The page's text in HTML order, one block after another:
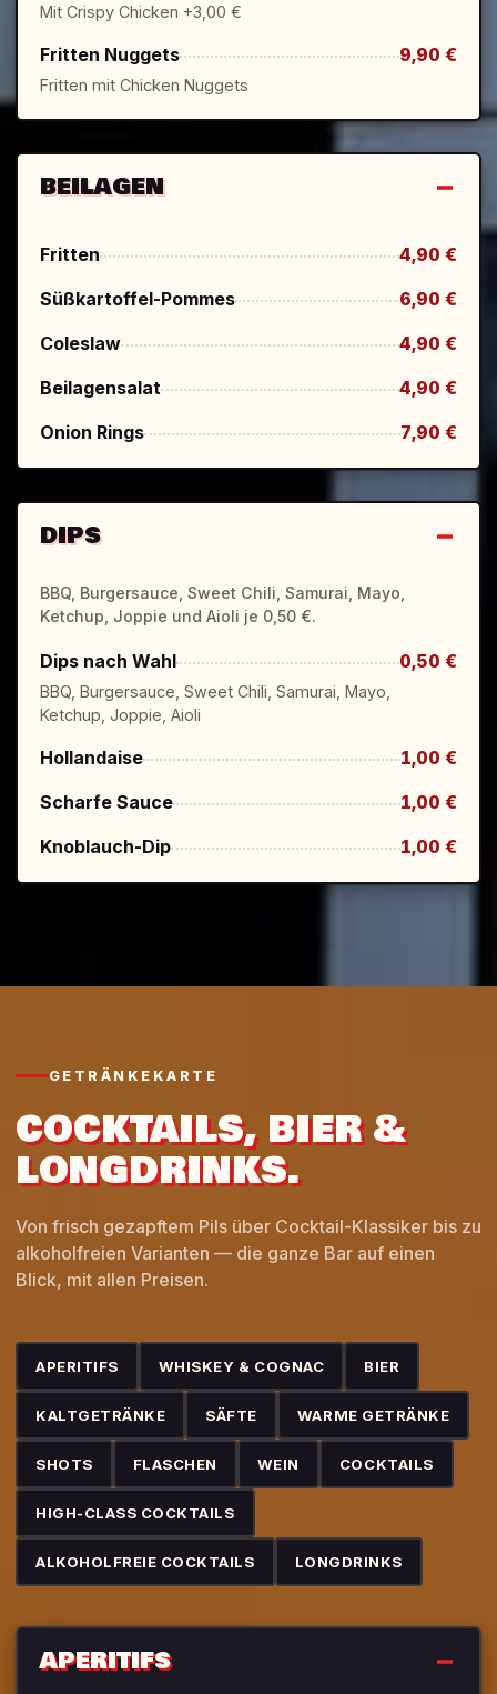
Mit Crispy Chicken +3,00 €
Fritten Nuggets 9,90 €
Fritten mit Chicken Nuggets
BEILAGEN
Fritten
4,90 €
Süßkartoffel-Pommes
6,90 €
Coleslaw
4,90 €
Beilagensalat
4,90 €
Onion Rings
7,90 €
DIPS
BBQ, Burgersauce, Sweet Chili, Samurai, Mayo,
Ketchup, Joppie und Aioli je 0,50 €.
Dips nach Wahl 0,50 €
BBQ, Burgersauce, Sweet Chili, Samurai, Mayo,
Ketchup, Joppie, Aioli
Hollandaise
1,00 €
Scharfe Sauce
1,00 €
Knoblauch-Dip
1,00 €
GETRÄNKEKARTE
COCKTAILS, BIER &
LONGDRINKS.
Von frisch gezapftem Pils über Cocktail-Klassiker bis zu
alkoholfreien Varianten — die ganze Bar auf einen
Blick, mit allen Preisen.
APERITIFS WHISKEY & COGNAC BIER
KALTGETRÄNKE SÄFTE WARME GETRÄNKE
SHOTS FLASCHEN WEIN COCKTAILS
HIGH-CLASS COCKTAILS
ALKOHOLFREIE COCKTAILS LONGDRINKS
APERITIFS